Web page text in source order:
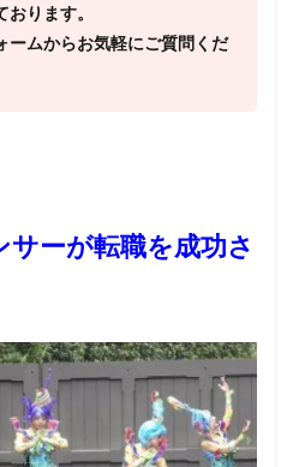
ります。
ームからお気軽にご質問くだ
ーが転職を成功さ